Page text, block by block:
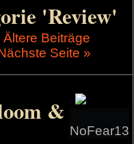
'Review'
Ältere Beiträge
Seite »
NoFear13
&